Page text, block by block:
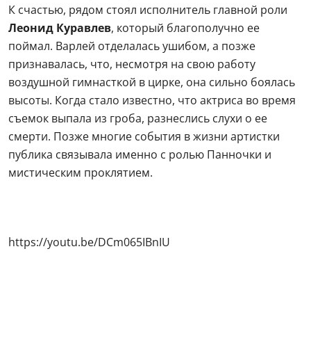
К счастью, рядом стоял исполнитель главной роли
Леонид Куравлев, который благополучно ее
поймал. Варлей отделалась ушибом, а позже
признавалась, что, несмотря на свою работу
воздушной гимнасткой в цирке, она сильно боялась
высоты. Когда стало известно, что актриса во время
съемок выпала из гроба, разнеслись слухи о ее
смерти. Позже многие события в жизни артистки
публика связывала именно с ролью Панночки и
мистическим проклятием.
https://youtu.be/DCm065IBnIU